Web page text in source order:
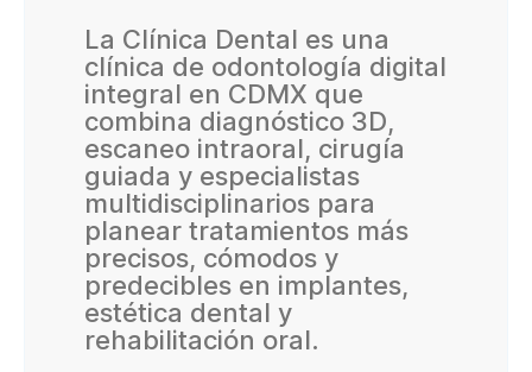
La Clínica Dental es una
clínica de odontología digital
integral en CDMX que
combina diagnóstico 3D,
escaneo intraoral, cirugía
guiada y especialistas
multidisciplinarios para
planear tratamientos más
precisos, cómodos y
predecibles en implantes,
estética dental y
rehabilitación oral.